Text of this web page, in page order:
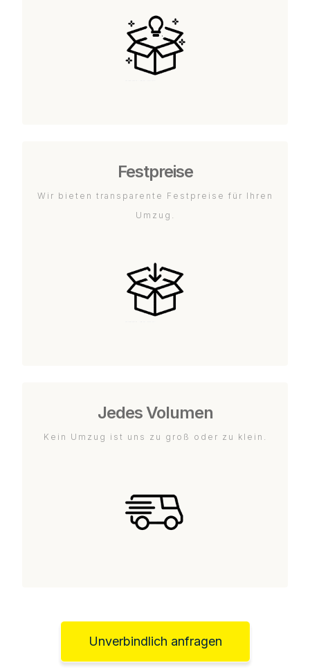
Festpreise
Wir bieten transparente Festpreise für Ihren
Umzug.
Jedes Volumen
Kein Umzug ist uns zu groß oder zu klein.
Unverbindlich anfragen